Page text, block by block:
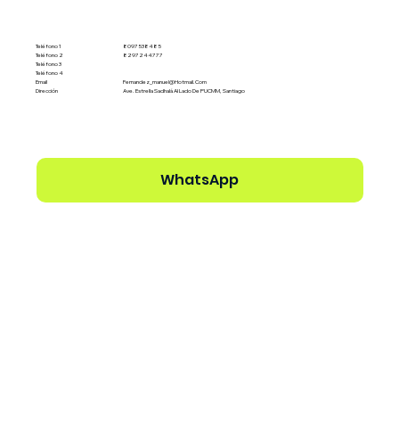
Teléfono 1
Teléfono 2
Teléfono 3
Teléfono 4
Email
Dirección
8097538485
8297244777
Fernandez_manuel@hotmail.com
Ave. Estrella Sadhalá Al Lado De PUCMM, Santiago
WhatsApp